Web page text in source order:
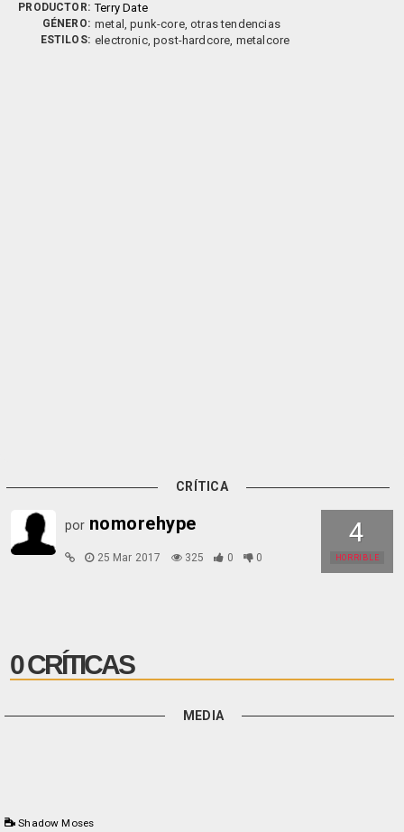
PRODUCTOR: Terry Date
GÉNERO: metal, punk-core, otras tendencias
ESTILOS: electronic, post-hardcore, metalcore
CRÍTICA
4
HORRIBLE
por nomorehype
25 Mar 2017 325 0 0
0 CRÍTICAS
MEDIA
Shadow Moses